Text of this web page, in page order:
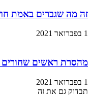
זה מה שגברים באמת
1 בפברואר 2021
מהסרת ראשים שחורים ועד הפחתת צלוליט: 9 מתכונים
1 בפברואר 2021
תבדוק גם את זה